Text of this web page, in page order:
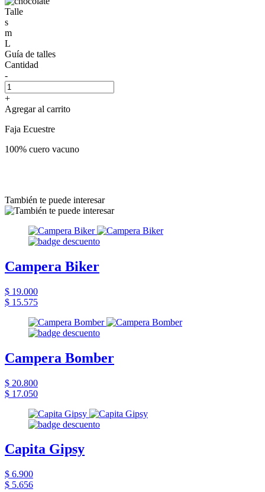
Talle
s
m
L
Guía de talles
Cantidad
-
+
Agregar al carrito
Faja Ecuestre
100% cuero vacuno
También te puede interesar
Campera Biker
$ 19.000
$ 15.575
Campera Bomber
$ 20.800
$ 17.050
Capita Gipsy
$ 6.900
$ 5.656